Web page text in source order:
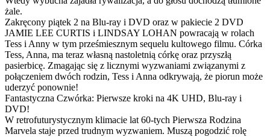
żale.
Zakręcony piątek 2 na Blu-ray i DVD oraz w pakiecie 2 DVD
JAMIE LEE CURTIS i LINDSAY LOHAN powracają w rolach
Tess i Anny w tym prześmiesznym sequelu kultowego filmu. Córka
Tess, Anna, ma teraz własną nastoletnią córkę oraz przyszłą
pasierbicę. Zmagając się z licznymi wyzwaniami związanymi z
połączeniem dwóch rodzin, Tess i Anna odkrywają, że piorun może
uderzyć ponownie!
Fantastyczna Czwórka: Pierwsze kroki na 4K UHD, Blu-ray i
DVD!
W retrofuturystycznym klimacie lat 60-tych Pierwsza Rodzina
Marvela staje przed trudnym wyzwaniem. Muszą pogodzić rolę